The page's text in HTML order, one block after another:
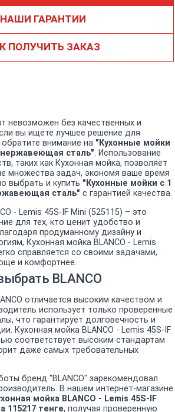
НАШИ ГАРАНТИИ
ПОЛУЧИТЬ ЗАКАЗ
невозможен без качественных и
вы ищете лучшее решение для
внимание на "Кухонные мойки
сталь". Использование
таких как Кухонная мойка, позволяет
множества задач, экономя ваше время
выбрать и купить "Кухонные мойки с 1
сталь" с гарантией качества.
- Lemis 45S-IF Mini (525115) – это
для тех, кто ценит удобство и
продуманному дизайну и
Кухонная мойка BLANCO - Lemis
справляется со своими задачами,
и комфортнее.
BLANCO
отличается высоким качеством и
использует только проверенные
что гарантирует долговечность и
Кухонная мойка BLANCO - Lemis 45S-IF
соответствует высоким стандартам
даже самых требовательных
бренд "BLANCO" зарекомендовал
В нашем интернет-магазине
мойка BLANCO - Lemis 45S-IF
115217 тенге, получая проверенную